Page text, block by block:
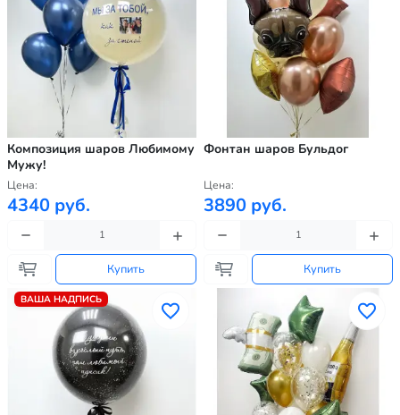
Композиция шаров Любимому
Мужу!
Цена:
4340 руб.
Купить
Фонтан шаров Бульдог
Цена:
3890 руб.
Купить
ВАША НАДПИСЬ